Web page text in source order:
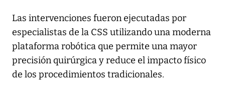
Las intervenciones fueron ejecutadas por
especialistas de la CSS utilizando una moderna
plataforma robótica que permite una mayor
precisión quirúrgica y reduce el impacto físico
de los procedimientos tradicionales.